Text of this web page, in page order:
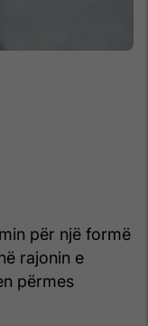
për një formë
rajonin e
përmes